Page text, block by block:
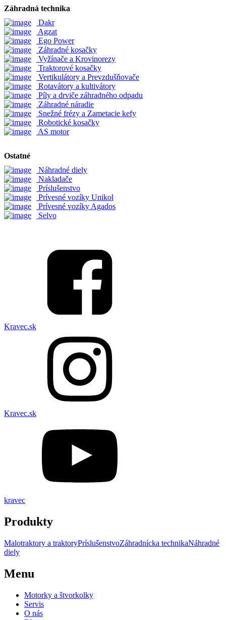
Záhradná technika
Dakr
Agzat
Ego Power
Záhradné kosačky
Vyžínače a Krovinorezy
Traktorové kosačky
Vertikulátory a Prevzdušňovače
Rotavátory a kultivátory
Píly a drviče záhradného odpadu
Záhradné náradie
Snežné frézy a Zametacie kefy
Robotické kosačky
AS motor
Ostatné
Náhradné diely
Nakladače
Príslušenstvo
Prívesné vozíky Unikol
Prívesné vozíky Agados
Selvo
Kravec.sk
Kravec.sk
kravec
Produkty
Malotraktory a traktoryPríslušenstvoZáhradnícka technikaNáhradné
diely
Menu
Motorky a štvorkolky
Servis
O nás